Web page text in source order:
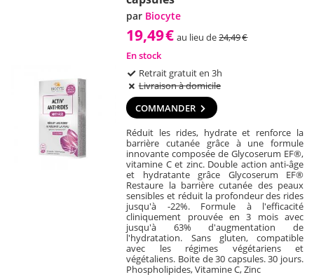
par Biocyte
19,49€ au lieu de24,49€
En stock
Retrait gratuit en 3h
Livraison à domicile
COMMANDER
Réduit les rides, hydrate et renforce la
barrière cutanée grâce à une formule
innovante composée de Glycoserum EF®,
vitamine C et zinc. Double action anti-âge
et hydratante grâce Glycoserum EF®
Restaure la barrière cutanée des peaux
sensibles et réduit la profondeur des rides
jusqu'à -22%. Formule à l'efficacité
cliniquement prouvée en 3 mois avec
jusqu'à 63% d'augmentation de
l'hydratation. Sans gluten, compatible
avec les régimes végétariens et
végétaliens. Boite de 30 capsules. 30 jours.
Phospholipides, Vitamine C, Zinc